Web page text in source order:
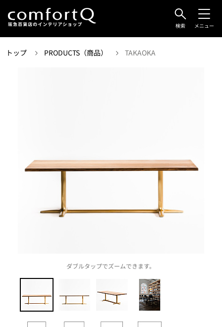
検索 メニュー
トップ PRODUCTS（商品） TAKAOKA
ダブルタップでズームできます。